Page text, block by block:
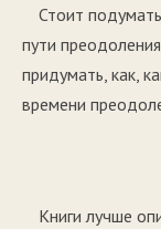
Стоит
пути
придумать, как,
времени
Книги лучше